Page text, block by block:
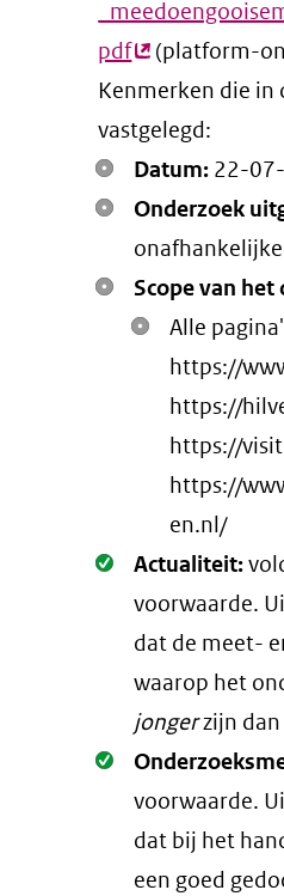
pdf(externe
link)
(platform-
Kenmerken die in
vastgelegd:
Datum: 22-
Onderzoek
Scope van
Alle
https://
https://
https://
https://
en.nl/
Oké.
Actualiteit:
voorwaarde.
dat de meet-
waarop het
jongerzijn dan
Oké.
voorwaarde.
dat bij het
een goed